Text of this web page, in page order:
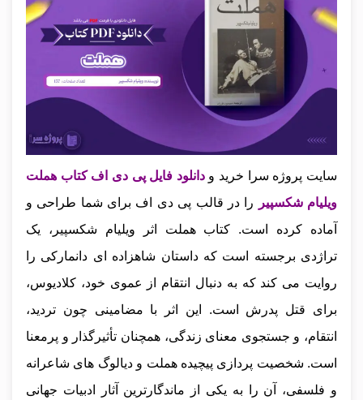
سایت پروژه سرا خرید و دانلود فایل پی دی اف کتاب هملت
ویلیام شکسپیر را در قالب پی دی اف برای شما طراحی و
آماده کرده است. کتاب هملت اثر ویلیام شکسپیر، یک
تراژدی برجسته است که داستان شاهزاده‌ ای دانمارکی را
روایت می‌ کند که به دنبال انتقام از عموی خود، کلادیوس،
برای قتل پدرش است. این اثر با مضامینی چون تردید،
انتقام، و جستجوی معنای زندگی، همچنان تأثیرگذار و پرمعنا
است. شخصیت‌ پردازی پیچیده هملت و دیالوگ‌ های شاعرانه
و فلسفی، آن را به یکی از ماندگارترین آثار ادبیات جهانی